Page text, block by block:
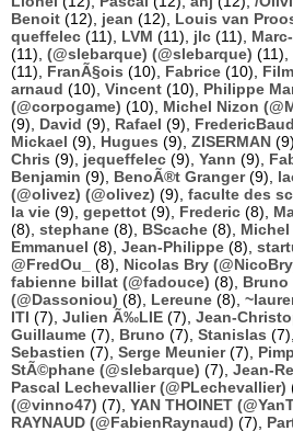
Benoit (12), jean (12), Louis van
queffelec (11), LVM (11), jlc (11),
(11), (@slebarque) (@slebarque) (11),
(11), FranÃ§ois (10), Fabrice (10),
arnaud (10), Vincent (10), Philippe
(@corpogame) (10), Michel Nizon
(9), David (9), Rafael (9), FredericBaud
Mickael (9), Hugues (9), ZISERMAN
Chris (9), jequeffelec (9), Yann (9),
Benjamin (9), BenoÃ®t Granger(9),
(@olivez) (@olivez) (9), faculte des
la vie (9), gepettot (9), Frederic (8),
(8), stephane (8), BScache (8), Michel
Emmanuel (8), Jean-Philippe (8),
@FredOu_
(8), Nicolas Bry
fabienne billat (@fadouce) (8), Bruno
(@Dassoniou) (8), Lereune (8),
ITI (7), Julien Ã‰LIE (7), Jean-
Guillaume (7), Bruno (7), Stanislas (7),
Sebastien (7), Serge Meunier(7),
StÃ©phane (@slebarque) (7), Jean-
Pascal Lechevallier (@PLechevallier)
(@vinno47) (7), YAN THOINET
RAYNAUD (@FabienRaynaud) (7),